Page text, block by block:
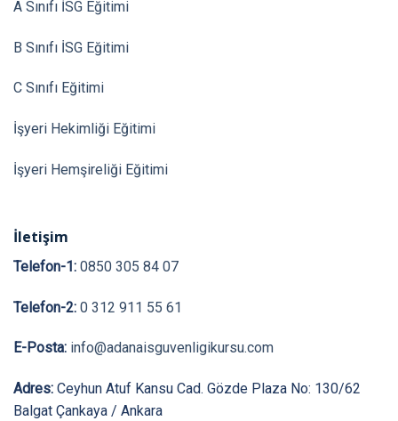
A Sınıfı İSG Eğitimi
B Sınıfı İSG Eğitimi
C Sınıfı Eğitimi
İşyeri Hekimliği Eğitimi
İşyeri Hemşireliği Eğitimi
İletişim
Telefon-1: 0850 305 84 07
Telefon-2: 0 312 911 55 61
E-Posta: info@adanaisguvenligikursu.com
Adres: Ceyhun Atuf Kansu Cad. Gözde Plaza No: 130/62
Balgat Çankaya / Ankara